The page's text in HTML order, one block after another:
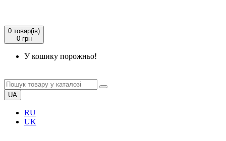
0 товар(ів)
0 грн
У кошику порожньо!
UA
RU
UK